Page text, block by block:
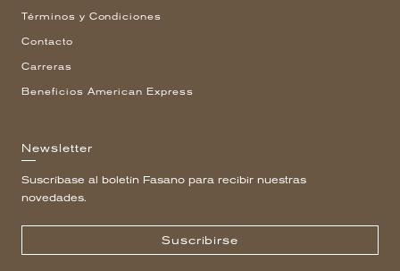
Términos y Condiciones
Contacto
Carreras
Beneficios American Express
Newsletter
Suscríbase al boletín Fasano para recibir nuestras
novedades.
Suscribirse